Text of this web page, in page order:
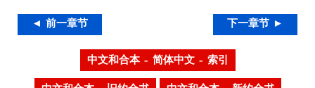
◄ 前一章节 下一章节 ►
中文和合本 – 简体中文 – 索引